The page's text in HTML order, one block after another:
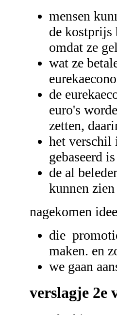
mensen
de kostprijs
omdat ze
wat ze
de
euro's
zetten,
het verschil
gebaseerd
de al
kunnen
nagekomen
die
maken. en
we gaan
verslagje 2e